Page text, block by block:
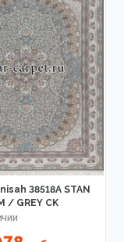
38518A STAN
/ GREY CK